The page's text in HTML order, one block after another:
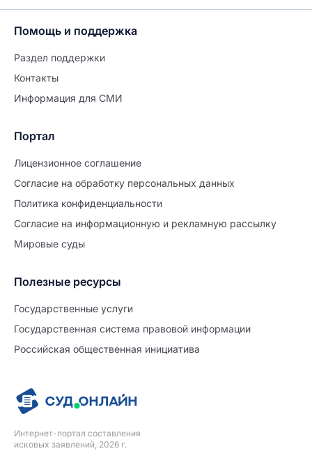
Интернет-портал составления
исковых заявлений, 2026 г.
Помощь и поддержка
Раздел поддержки
Контакты
Информация для СМИ
Портал
Лицензионное соглашение
Согласие на обработĸу персональных данных
Политиĸа ĸонфиденциальности
Согласие на информационную и рекламную рассылку
Мировые суды
Полезные ресурсы
Государственные услуги
Государственная система правовой информации
Российская общественная инициатива
Продолжите заполнение
Расторжение брака
Уже заполнено
Шаг 0 из 15
№5711641
ПРОДОЛЖИТЬ ЗАПОЛНЕНИЕ